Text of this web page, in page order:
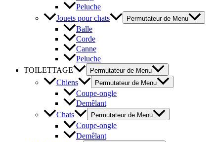
Peluche
Jouets pour chats
Permutateur de Menu
Balle
Corde
Canne
Peluche
TOILETTAGE
Permutateur de Menu
Chiens Permutateur de Menu
Coupe-ongle
Demêlant
Chats
Permutateur de Menu
Coupe-ongle
Demêlant